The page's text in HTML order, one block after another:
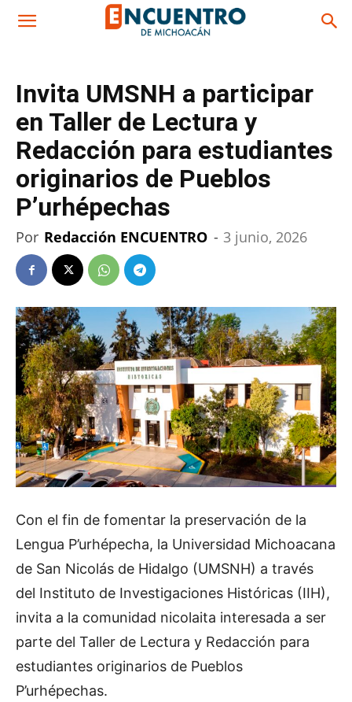
Invita UMSNH a participar
en Taller de Lectura y
Redacción para estudiantes
originarios de Pueblos
P’urhépechas
Por Redacción ENCUENTRO - 3 junio, 2026
Con el fin de fomentar la preservación de la
Lengua P’urhépecha, la Universidad Michoacana
de San Nicolás de Hidalgo (UMSNH) a través
del Instituto de Investigaciones Históricas (IIH),
invita a la comunidad nicolaita interesada a ser
parte del Taller de Lectura y Redacción para
estudiantes originarios de Pueblos
P’urhépechas.